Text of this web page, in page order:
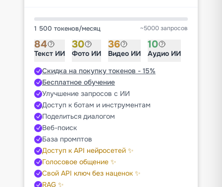
1 500 токенов/месяц ~5000 запросов
84
Текст ИИ
30
Фото ИИ
36
Видео ИИ
10
Аудио ИИ
Скидка на покупку токенов - 15%
Бесплатное обучение
Улучшение запросов с ИИ
Доступ к ботам и инструментам
Поделиться диалогом
Веб-поиск
База промптов
Доступ к API нейросетей ✨
Голосовое общение ✨
Свой API ключ без наценок ✨
RAG ✨